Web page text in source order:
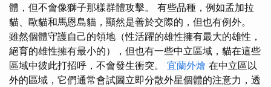
體，但不會像獅子那樣群體攻擊。 有些品種，例如孟加拉
貓、歐貓和馬恩島貓，顯然是善於交際的，但也有例外。
雖然個體守護自己的領地（性活躍的雄性擁有最大的雄性，
絕育的雄性擁有最小的），但也有一些中立區域，貓在這些
區域中彼此打招呼，不會發生衝突。 宜蘭外燴 在中立區以
外的區域，它們通常會試圖立即分散外星個體的注意力，透